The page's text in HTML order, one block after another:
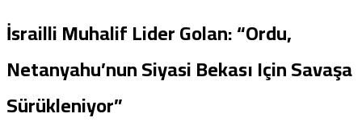
İsrailli Muhalif Lider Golan: “Ordu,
Netanyahu’nun Siyasi Bekası Için Savaşa
Sürükleniyor”